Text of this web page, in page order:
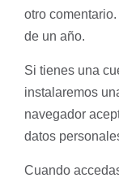
otro
de un año.
Si tienes una
instalaremos
navegador
datos
Cuando